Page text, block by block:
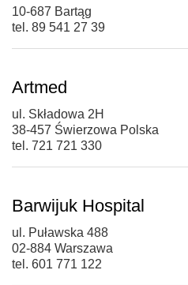
10-687 Bartąg
tel. 89 541 27 39
Artmed
ul. Składowa 2H
38-457 Świerzowa Polska
tel. 721 721 330
Barwijuk Hospital
ul. Puławska 488
02-884 Warszawa
tel. 601 771 122